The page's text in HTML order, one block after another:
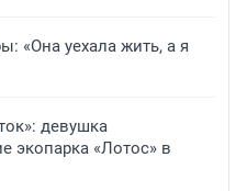
«Она уехала жить, а я
девушка
экопарка «Лотос» в